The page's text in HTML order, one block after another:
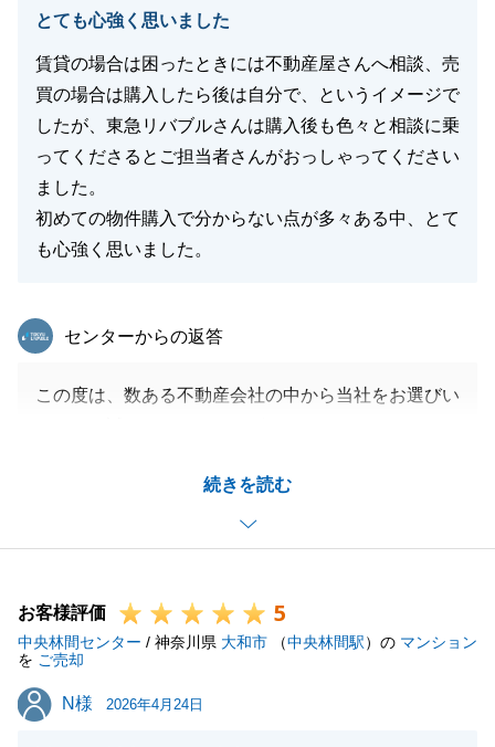
お客様がいつも丁寧かつ速やかに書類のご準備やご連
絡にご協力くださったからこそ、このように滞りなく
スムーズなお取引が実現できたものと、深く感謝して
おります。
今後も不動産に関することで何かお困り事やご相談が
ございましたら、いつでもお気軽にご連絡下さい。
またお客様のお力になれる日を心より楽しみにしてお
ります。
閉じる
とても心強く思いました
賃貸の場合は困ったときには不動産屋さんへ相談、売
買の場合は購入したら後は自分で、というイメージで
したが、東急リバブルさんは購入後も色々と相談に乗
ってくださるとご担当者さんがおっしゃってください
ました。
初めての物件購入で分からない点が多々ある中、とて
も心強く思いました。
続きを読む
東急リバブル
センターからの返答
この度は、数ある不動産会社の中から当社をお選びい
は？」とご不安に思われる方もいらっしゃいますが、
I様の新居は当社からも大変近いエリアですので、ど
うぞご安心ください。
んでまいります！
今後とも末永いお付き合いのほど、何卒よろしくお願
いいたします。
お客様評価 5
中央林間センター / 神奈川県 大和市 （中央林間駅）の マンション
を ご売却
N様
N様 2026年4月24日